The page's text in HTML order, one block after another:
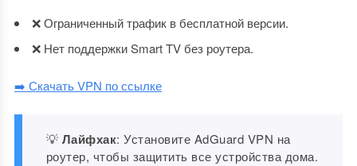
❌ Ограниченный трафик в бесплатной версии.
❌ Нет поддержки Smart TV без роутера.
➡️ Скачать VPN по ссылке
💡 Лайфхак: Установите AdGuard VPN на
роутер, чтобы защитить все устройства дома.